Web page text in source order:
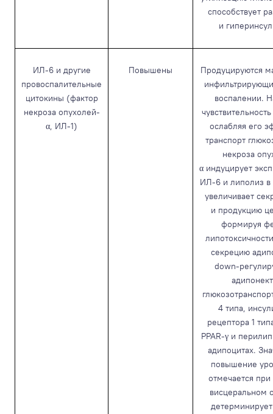
способствует
и
ИЛ-6 и другие
провоспалительные
цитокины (фактор
некроза опухолей-
α, ИЛ-1)
Повышены
Продуцируются
воспалении.
ослабляя его
транспорт
некроза
α индуцирует
ИЛ-6 и липолиз в
увеличивает
и продукцию
формируя
секрецию
down-
4 типа,
рецептора 1
PPAR-γ и
адипоцитах.
повышение
отмечается
висцеральном